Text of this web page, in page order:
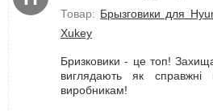
Товар: Брызговики для
Xukey
Бризковики - це топ!
виглядають як справжні
виробникам!